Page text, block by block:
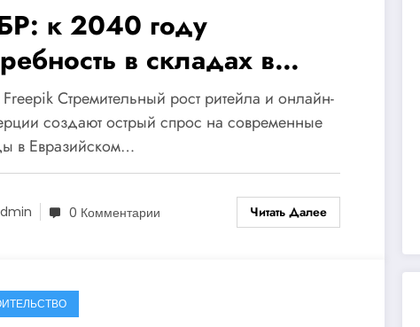
к 2040 году
в складах в
регионе
Стремительный рост ритейла и онлайн-
создают острый спрос на современные
в Евразийском…
0 Комментарии Читать Далее